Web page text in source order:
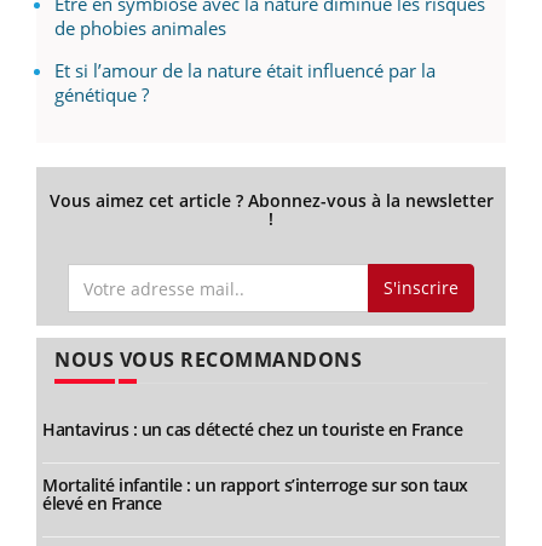
de phobies animales
Et si l’amour de la nature était influencé par la
génétique ?
Vous aimez cet article ? Abonnez-vous à la newsletter
!
S'inscrire
NOUS VOUS RECOMMANDONS
Hantavirus : un cas détecté chez un touriste en France
Mortalité infantile : un rapport s’interroge sur son taux
élevé en France